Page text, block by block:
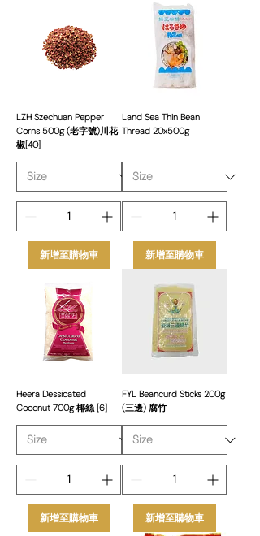
LZH Szechuan Pepper
Corns 500g (老字號)川花
椒[40]
新增至購物車
Land Sea Thin Bean
Thread 20x500g
新增至購物車
Heera Dessicated
Coconut 700g 椰絲 [6]
新增至購物車
FYL Beancurd Sticks 200g
(三邊) 腐竹
新增至購物車